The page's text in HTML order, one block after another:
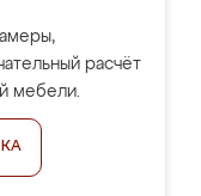
расчёт
мебели.